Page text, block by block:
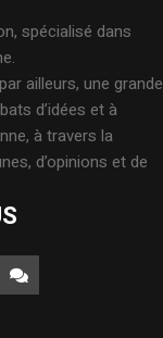
spécialisé dans
ailleurs, une grande
d’idées et à
à travers la
d’opinions et de